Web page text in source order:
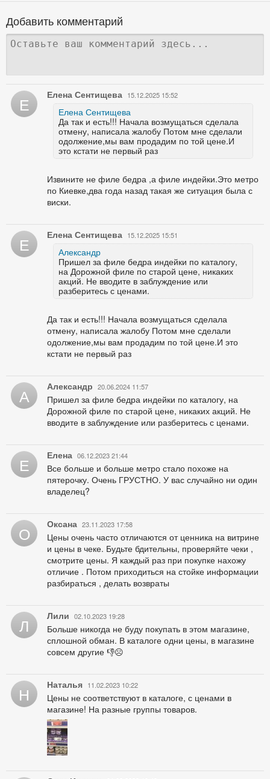
Добавить комментарий
Е Елена Сентищева 15.12.2025 15:52
Елена Сентищева
Да так и есть!!! Начала возмущаться сделала
отмену, написала жалобу Потом мне сделали
одолжение,мы вам продадим по той цене.И
это кстати не первый раз
Извините не филе бедра ,а филе индейки.Это метро
по Киевке,два года назад такая же ситуация была с
виски.
Е Елена Сентищева 15.12.2025 15:51
Александр
Пришел за филе бедра индейки по каталогу,
на Дорожной филе по старой цене, никаких
акций. Не вводите в заблуждение или
разберитесь с ценами.
Да так и есть!!! Начала возмущаться сделала
отмену, написала жалобу Потом мне сделали
одолжение,мы вам продадим по той цене.И это
кстати не первый раз
А Александр 20.06.2024 11:57
Пришел за филе бедра индейки по каталогу, на
Дорожной филе по старой цене, никаких акций. Не
вводите в заблуждение или разберитесь с ценами.
Е Елена 06.12.2023 21:44
Все больше и больше метро стало похоже на
пятерочку. Очень ГРУСТНО. У вас случайно ни один
владелец?
О Оксана 23.11.2023 17:58
Цены очень часто отличаются от ценника на витрине
и цены в чеке. Будьте бдительны, проверяйте чеки ,
смотрите цены. Я каждый раз при покупке нахожу
отличие . Потом приходиться на стойке информации
разбираться , делать возвраты
Л Лили 02.10.2023 19:28
Больше никогда не буду покупать в этом магазине,
сплошной обман. В каталоге одни цены, в магазине
совсем другие 👎☹️
Н Наталья 11.02.2023 10:22
Цены не соответствуют в каталоге, с ценами в
магазине! На разные группы товаров.